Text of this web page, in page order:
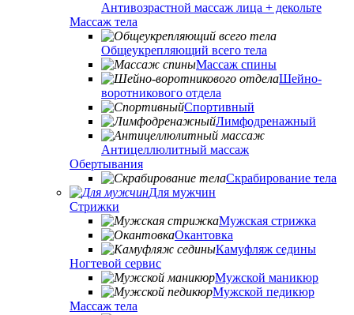
Антивозрастной массаж лица + декольте
Массаж тела
Общеукрепляющий всего тела
Массаж спины
Шейно-
воротникового отдела
Спортивный
Лимфодренажный
Антицеллюлитный массаж
Обертывания
Скрабирование тела
Для мужчин
Стрижки
Мужская стрижка
Окантовка
Камуфляж седины
Ногтевой сервис
Мужской маникюр
Мужской педикюр
Массаж тела